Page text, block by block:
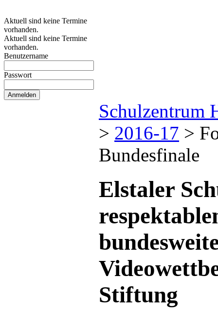
Aktuell sind keine Termine
vorhanden.
Aktuell sind keine Termine
vorhanden.
Benutzername
Passwort
Schulzentrum
> 2016-17 >
Bundesfinale
Elstaler
Stiftung